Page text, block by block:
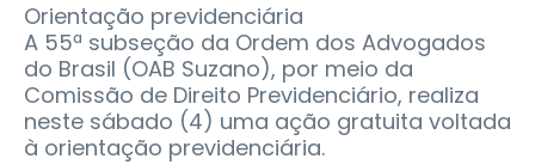
Orientação previdenciária
A 55ª subseção da Ordem dos Advogados
do Brasil (OAB Suzano), por meio da
Comissão de Direito Previdenciário, realiza
neste sábado (4) uma ação gratuita voltada
à orientação previdenciária.